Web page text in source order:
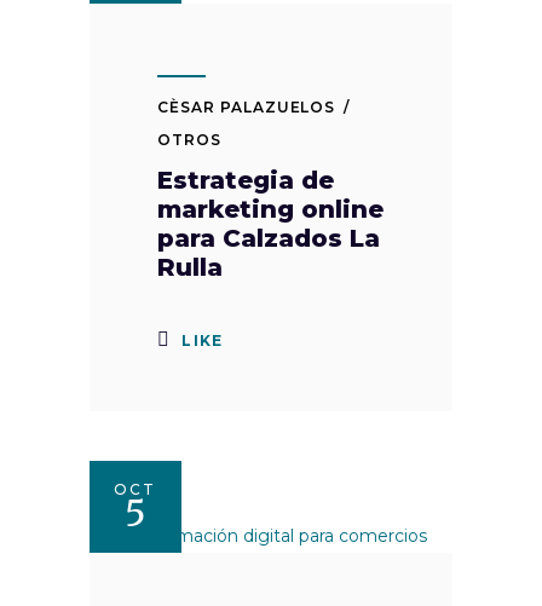
CÈSAR PALAZUELOS
OTROS
Estrategia de
marketing online
para Calzados La
Rulla
LIKE
OCT
5